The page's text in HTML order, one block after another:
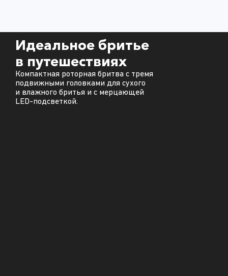
Идеальное бритье
в путешествиях
Компактная роторная бритва с тремя
подвижными головками для сухого
и влажного бритья и с мерцающей
LED-подсветкой.